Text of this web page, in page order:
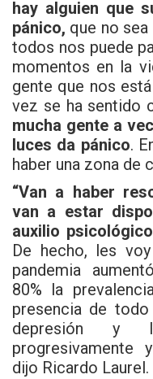
hay alguien que
pánico, que no
todos nos puede
momentos en la
gente que nos
vez se ha sentido
mucha gente a
luces da pánico.
haber una zona de
“Van a haber
van a estar
auxilio
De hecho, les
pandemia
80% la
presencia de
depresión y
progresivamente
dijo Ricardo Laurel.